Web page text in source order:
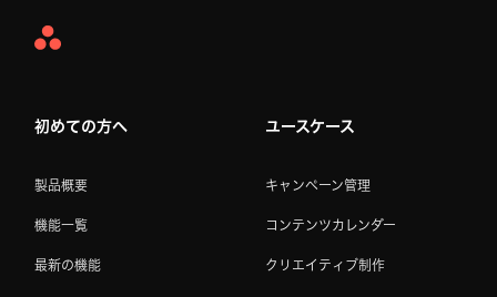
Asana
初めての方へ
製品概要
機能一覧
最新の機能
ユースケース
キャンペーン管理
コンテンツカレンダー
クリエイティブ制作